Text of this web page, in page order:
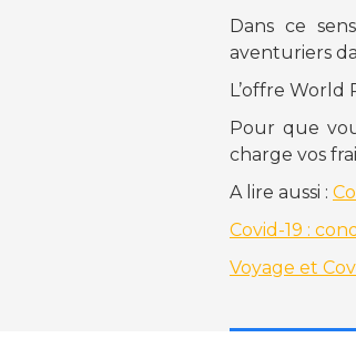
Dans ce
aventuriers
L’offre World
Pour que
charge vos
A lire aussi :
Covid-19 :
Voyage et